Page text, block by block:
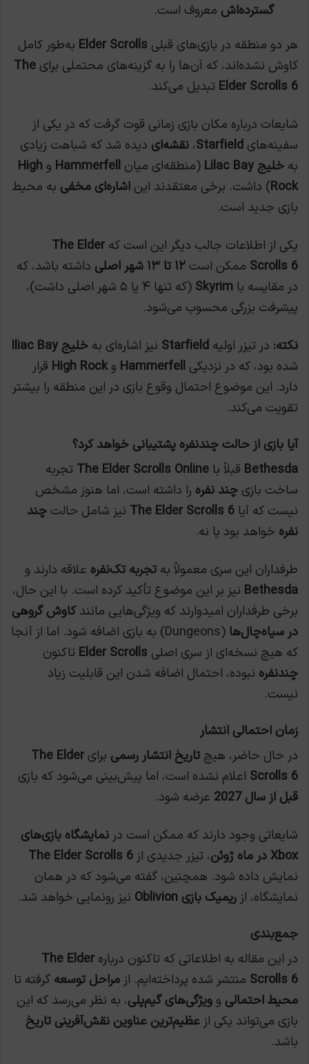
گسترده‌اش معروف است.
هر دو منطقه در بازی‌های قبلی Elder Scrolls به‌طور کامل
کاوش نشده‌اند، که آن‌ها را به گزینه‌های محتملی برای The
Elder Scrolls 6 تبدیل می‌کند.
شایعات درباره مکان بازی زمانی قوت گرفت که در یکی از
سفینه‌های Starfield، نقشه‌ای دیده شد که شباهت زیادی
به خلیج Lilac Bay (منطقه‌ای میان Hammerfell و High
Rock) داشت. برخی معتقدند این اشاره‌ای مخفی به محیط
بازی جدید است.
یکی از اطلاعات جالب دیگر این است که The Elder
Scrolls 6 ممکن است ۱۲ تا ۱۳ شهر اصلی
داشته باشد، که
در مقایسه با Skyrim
(که تنها ۴ یا ۵ شهر اصلی داشت)،
پیشرفت بزرگی محسوب می‌شود.
نکته: در تیزر اولیه Starfield نیز اشاره‌ای به خلیج Iliac Bay
شده بود، که در نزدیکی Hammerfell وHigh Rock قرار
دارد. این موضوع احتمال وقوع بازی در این منطقه را بیشتر
تقویت می‌کند.
آیا بازی از حالت چندنفره پشتیبانی خواهد کرد؟
Bethesda قبلاً با The Elder Scrolls Online تجربه
ساخت بازی چند نفره را داشته است، اما هنوز مشخص
نیست که آیا The Elder Scrolls 6 نیز شامل حالت چند
نفره خواهد بود یا نه.
طرفداران این سری معمولاً به تجربه تک‌نفره علاقه دارند و
Bethesda نیز بر این موضوع تأکید کرده است. با این حال،
برخی طرفداران امیدوارند که ویژگی‌هایی مانندکاوش گروهی
در سیاه‌چال‌ها
(Dungeons) به بازی اضافه شود. اما از آنجا
که هیچ نسخه‌ای از سری اصلی Elder Scrolls تاکنون
چندنفره نبوده، احتمال اضافه شدن این قابلیت زیاد
نیست.
زمان احتمالی انتشار
در حال حاضر، هیچ تاریخ انتشار رسمی برای The Elder
Scrolls 6 اعلام نشده است، اما پیش‌بینی می‌شود که بازی
قبل از سال 2027
عرضه شود.
شایعاتی وجود دارند که ممکن است در نمایشگاه بازی‌های
Xbox در ماه ژوئن
، تیزر جدیدی از The Elder Scrolls 6
نمایش داده شود. همچنین، گفته می‌شود که در همان
نمایشگاه، از ریمیک بازی Oblivion
نیز رونمایی خواهد شد.
جمع‌بندی
در این مقاله به اطلاعاتی که تاکنون درباره The Elder
Scrolls 6 منتشر شده پرداخته‌ایم. از مراحل توسعه گرفته تا
محیط احتمالی و ویژگی‌های گیم‌پلی، به نظر می‌رسد که این
بازی می‌تواند یکی از عظیم‌ترین عناوین نقش‌آفرینی تاریخ
باشد.